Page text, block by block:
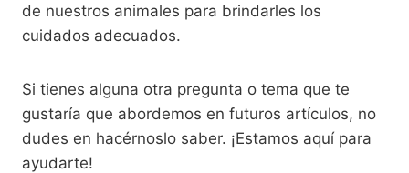
de nuestros animales para brindarles los
cuidados adecuados.
Si tienes alguna otra pregunta o tema que te
gustaría que abordemos en futuros artículos, no
dudes en hacérnoslo saber. ¡Estamos aquí para
ayudarte!